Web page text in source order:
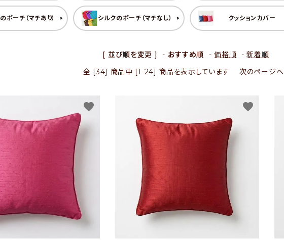
ポーチ（マチあり） シルクのポーチ（マチなし） クッションカバー
[ 並び順を変更 ] - おすすめ順 -価格順 -新着順
全 [34] 商品中 [1-24] 商品を表示しています
次のページへ
favorite favorite